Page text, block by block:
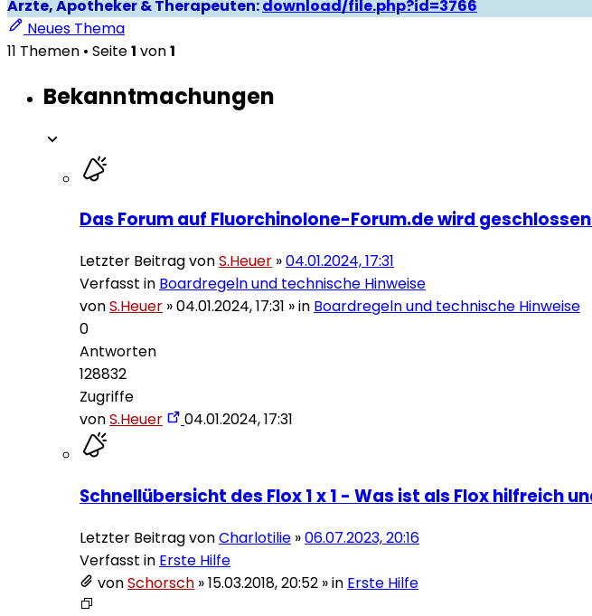
Ärzte, Apotheker & Therapeuten:download/file.php?id=3766
Neues Thema
11 Themen • Seite1 von1
Bekanntmachungen
Das Forum auf Fluorchinolone-Forum.de wird
Letzter Beitrag vonS.Heuer »04.01.2024, 17:31
Verfasst in Boardregeln und technische Hinweise
vonS.Heuer »04.01.2024, 17:31 » in Boardregeln und technische Hinweise
0
Antworten
128832
Zugriffe
vonS.Heuer 04.01.2024, 17:31
Schnellübersicht des Flox 1 x 1 - Was ist als Flox hilfreich
Letzter Beitrag vonCharlotilie »06.07.2023, 20:16
Verfasst in Erste Hilfe
vonSchorsch »15.03.2018, 20:52 » in Erste Hilfe